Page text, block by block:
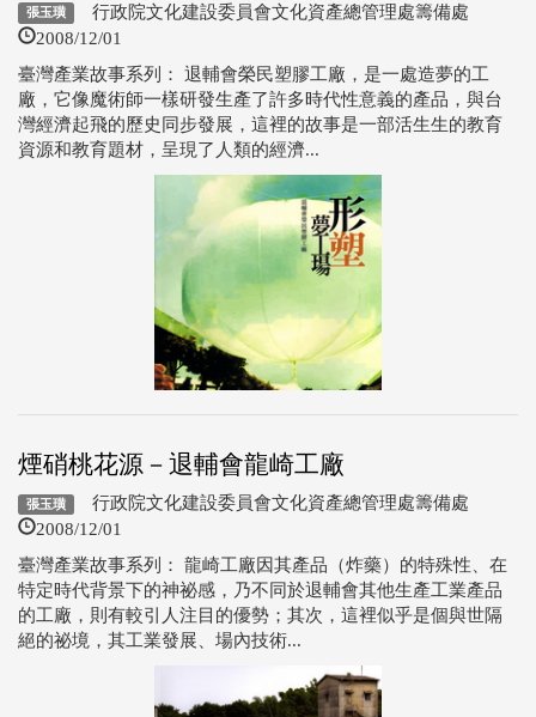
張玉璜 行政院文化建設委員會文化資產總管理處籌備處
2008/12/01
臺灣產業故事系列： 退輔會榮民塑膠工廠，是一處造夢的工
廠，它像魔術師一樣研發生產了許多時代性意義的產品，與台
灣經濟起飛的歷史同步發展，這裡的故事是一部活生生的教育
資源和教育題材，呈現了人類的經濟...
煙硝桃花源－退輔會龍崎工廠
張玉璜 行政院文化建設委員會文化資產總管理處籌備處
2008/12/01
臺灣產業故事系列： 龍崎工廠因其產品（炸藥）的特殊性、在
特定時代背景下的神祕感，乃不同於退輔會其他生產工業產品
的工廠，則有較引人注目的優勢；其次，這裡似乎是個與世隔
絕的祕境，其工業發展、場內技術...